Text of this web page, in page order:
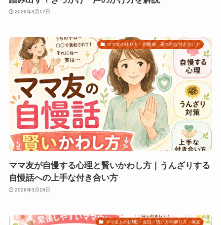
2026年3月17日
ママ友の作り方・距離感・基本的な付き合い方
ママ友が自慢する心理と賢いかわし方｜うんざりする
自慢話への上手な付き合い方
2026年3月16日
ママ友とのLINE・会話・誘い方や断り方・例文